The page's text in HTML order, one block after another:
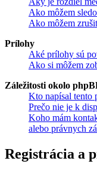
Ako môžem
Ako môžem
Prílohy
Aké prílohy sú
Ako si môžem
Záležitosti okolo
Kto napísal tento
Prečo nie je k
Koho mám
alebo právnych
Registrácia a